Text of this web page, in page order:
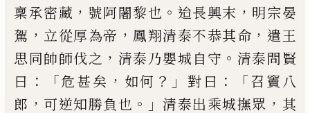
稟承密藏 ， 號阿闍黎也 。 迨長興末 ， 明宗晏
駕 ， 立從厚為帝 ， 鳳翔清泰不恭其命 ， 遣王
思同帥師伐之 ， 清泰乃嬰城自守 。 清泰問賢
曰 ：「危甚矣 ， 如何 ？」 對曰 ：「召 竇八
郎 ， 可逆知勝負也 。」 清泰出乘城撫眾 ， 其